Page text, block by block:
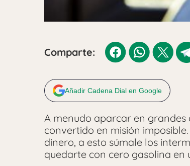
Comparte:
Añadir Cadena Dial en Google
A menudo aparcar en grandes
convertido en misión
dinero, a esto súmale los
quedarte con cero gasolina